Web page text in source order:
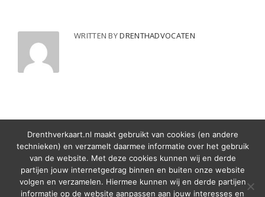
WRITTEN BYDRENTHADVOCATEN
© 2020 Pladinum
Drenthverkaart.nl maakt gebruikt van cookies (en andere
technieken) en verzamelt daarmee informatie over het gebruik
van de website. Met deze cookies kunnen wij en derde
partijen jouw internetgedrag binnen en buiten onze website
volgen en verzamelen. Hiermee kunnen wij en derde partijen
informatie op de website aanpassen aan jouw interesses en